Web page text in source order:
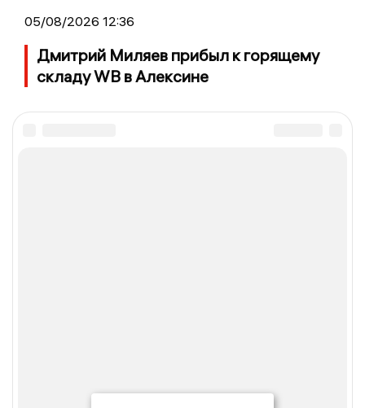
05/08/2026 12:36
Дмитрий Миляев прибыл к горящему
складу WB в Алексине